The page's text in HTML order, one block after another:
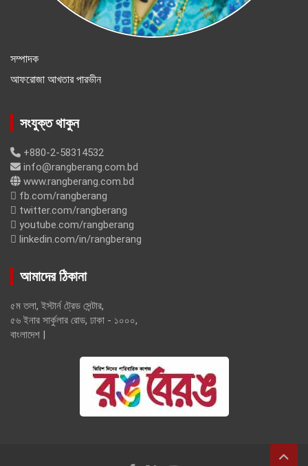
সম্পাদক
আফরোজা আখতার পারভীন
সংযুক্ত থাকুন
+880-2-58314532
info@rangberang.com.bd
www.rangberang.com.bd
fb.com/rangberang
twitter.com/rangberang
youtube.com/rangberang
linkedin.com/in/rangberang
আমাদের ঠিকানা
৫ম তলা, ইস্টার্ন ট্রেড সেন্টার,
৫৬ ইনার সার্কুলার রোড, ঢাকা - ১০০০,
বাংলাদেশ |